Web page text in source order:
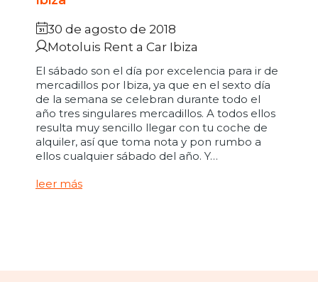
30 de agosto de 2018
Motoluis Rent a Car Ibiza
El sábado son el día por excelencia para ir de
mercadillos por Ibiza, ya que en el sexto día
de la semana se celebran durante todo el
año tres singulares mercadillos. A todos ellos
resulta muy sencillo llegar con tu coche de
alquiler, así que toma nota y pon rumbo a
ellos cualquier sábado del año. Y…
leer más